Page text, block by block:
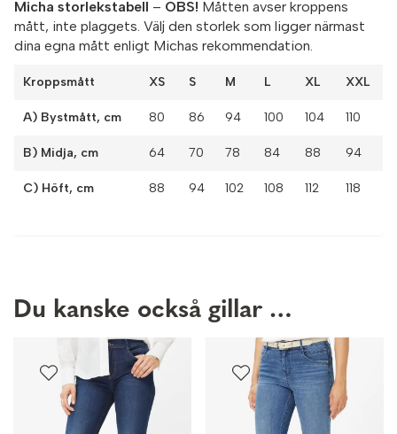
Micha storlekstabell – OBS! Måtten avser kroppens
mått, inte plaggets. Välj den storlek som ligger närmast
dina egna mått enligt Michas rekommendation.
Kroppsmått XS S M L XL XXL
A) Bystmått, cm 80 86 94 100 104 110
B) Midja, cm 64 70 78 84 88 94
C) Höft, cm 88 94 102 108 112 118
Du kanske också gillar …